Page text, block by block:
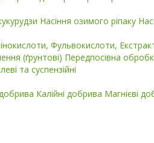
Насіння озимого ріпаку
Фульвокислоти,
(ґрунтові) Передпосівна
та суспензійні
Калійні добрива Магнієві